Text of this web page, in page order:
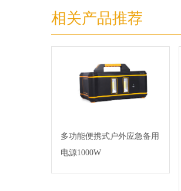
相关产品推荐
多功能便携式户外应急备用
电源1000W